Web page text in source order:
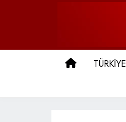
ANA SAYFA
TÜRKİYE